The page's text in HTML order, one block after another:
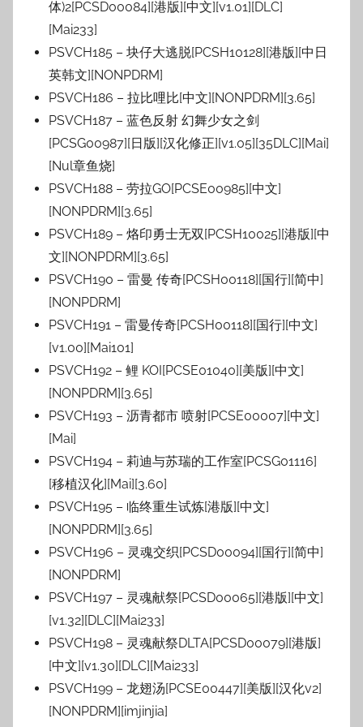
体)2[PCSD00084][港版][中文][v1.01][DLC]
[Mai233]
PSVCH185 – 块仔大逃脱[PCSH10128][港版][中日
英韩文][NONPDRM]
PSVCH186 – 拉比哩比[中文][NONPDRM][3.65]
PSVCH187 – 蓝色反射 幻舞少女之剑
[PCSG00987][日版][汉化修正][v1.05][35DLC][Mai]
[Nul章鱼烧]
PSVCH188 – 劳拉GO[PCSE00985][中文]
[NONPDRM][3.65]
PSVCH189 – 烙印勇士无双[PCSH10025][港版][中
文][NONPDRM][3.65]
PSVCH190 – 雷曼 传奇[PCSH00118][国行][简中]
[NONPDRM]
PSVCH191 – 雷曼传奇[PCSH00118][国行][中文]
[v1.00][Mai101]
PSVCH192 – 鲤 KOI[PCSE01040][美版][中文]
[NONPDRM][3.65]
PSVCH193 – 沥青都市 喷射[PCSE00007][中文]
[Mai]
PSVCH194 – 莉迪与苏瑞的工作室[PCSG01116]
[移植汉化][Mai][3.60]
PSVCH195 – 临终重生试炼[港版][中文]
[NONPDRM][3.65]
PSVCH196 – 灵魂交织[PCSD00094][国行][简中]
[NONPDRM]
PSVCH197 – 灵魂献祭[PCSD00065][港版][中文]
[v1.32][DLC][Mai233]
PSVCH198 – 灵魂献祭DLTA[PCSD00079][港版]
[中文][v1.30][DLC][Mai233]
PSVCH199 – 龙翅汤[PCSE00447][美版][汉化v2]
[NONPDRM][imjinjia]